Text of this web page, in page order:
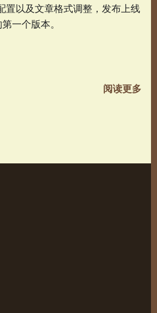
置以及文章格式调整，发布上线
一个版本。
阅读更多